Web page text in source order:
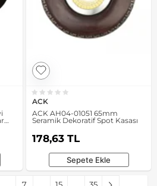
ACK
ACK AH04-01051 65mm
Seramik Dekoratif Spot Kasası
178,63 TL
Sepete Ekle
... 7 ... 15 ... 35